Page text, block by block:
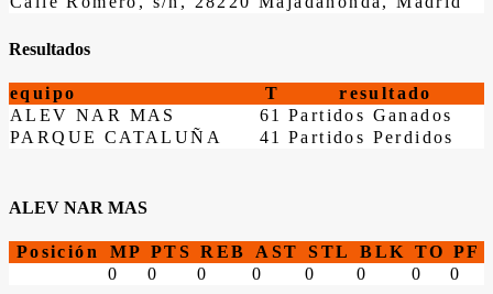
Resultados
equipo T
resultado
ALEV NAR MAS
61
Partidos Ganados
PARQUE CATALUÑA
41 Partidos Perdidos
ALEV NAR MAS
Posición MP PTS REB AST STL BLK TO PF
0
0 0 0 0 0 0 0